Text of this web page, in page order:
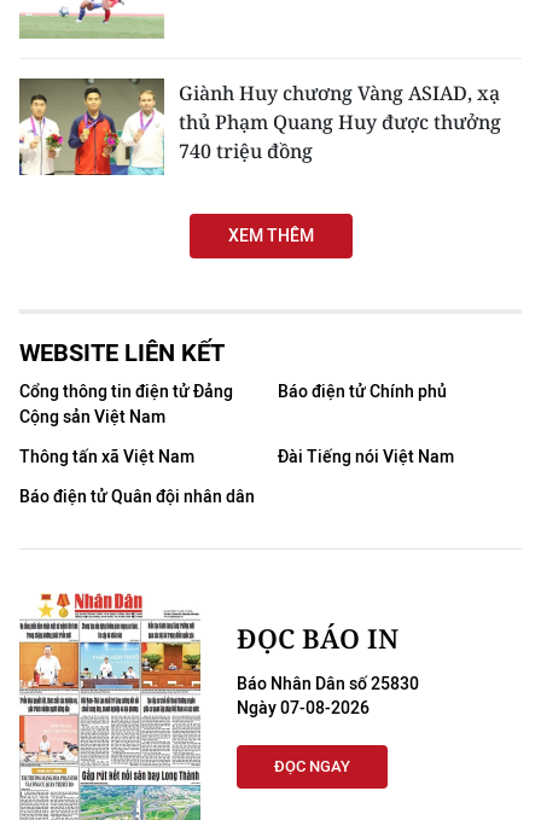
Giành Huy chương Vàng ASIAD, xạ
thủ Phạm Quang Huy được thưởng
740 triệu đồng
XEM THÊM
WEBSITE LIÊN KẾT
Cổng thông tin điện tử Đảng
Cộng sản Việt Nam
Báo điện tử Chính phủ
Thông tấn xã Việt Nam
Đài Tiếng nói Việt Nam
Báo điện tử Quân đội nhân dân
ĐỌC BÁO IN
Báo Nhân Dân số 25830
Ngày 07-08-2026
ĐỌC NGAY